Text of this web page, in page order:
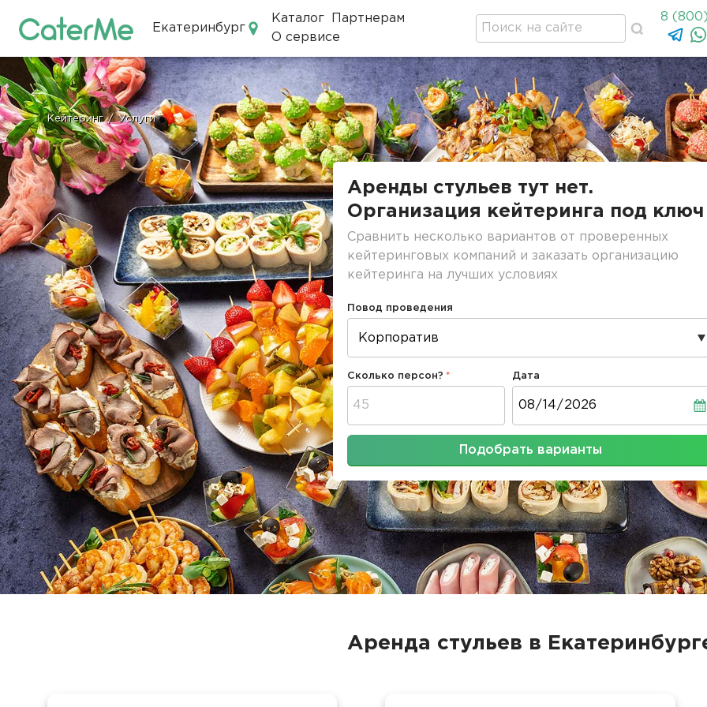
Екатеринбург
Каталог
Партнерам
О сервисе
8
Строка
навигации
Кейтеринг / Услуги
Аренды стульев тут нет.
Организация кейтеринга под ключ
Сравнить несколько вариантов от проверенных
кейтеринговых компаний и заказать организацию
кейтеринга на лучших условиях
Повод проведения
Сколько персон? Дата
Подобрать варианты
Аренда стульев в